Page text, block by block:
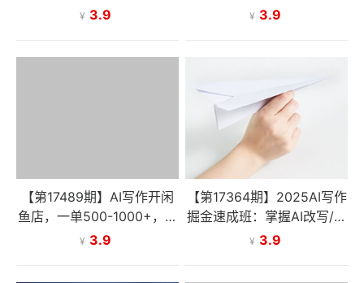
活、专业圈写作实操，让朋
¥ 3.9
值，搭配美学营销思维，助
¥ 3.9
【第17489期】AI写作开闲
鱼店，一单500-1000+，暴
利风口项目，永不失业副业
¥ 3.9
【第17364期】2025AI写作
掘金速成班：掌握AI改写/仿
写等核心技能，实现单篇文
¥ 3.9